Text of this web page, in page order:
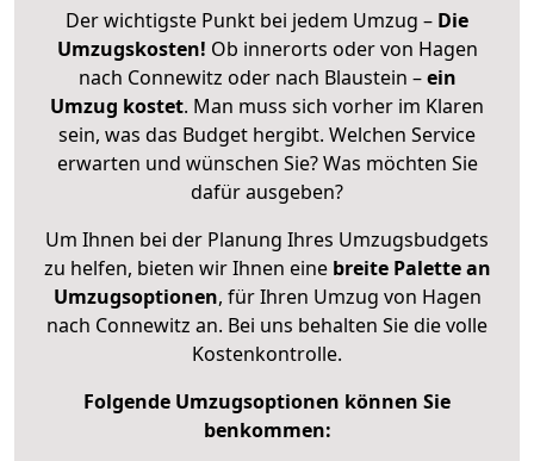
Der wichtigste Punkt bei jedem Umzug – Die
Umzugskosten! Ob innerorts oder von Hagen
nach Connewitz oder nach Blaustein –ein
Umzug kostet. Man muss sich vorher im Klaren
sein, was das Budget hergibt. Welchen Service
erwarten und wünschen Sie? Was möchten Sie
dafür ausgeben?
Um Ihnen bei der Planung Ihres Umzugsbudgets
zu helfen, bieten wir Ihnen eine breite Palette an
Umzugsoptionen, für Ihren Umzug von Hagen
nach Connewitz an. Bei uns behalten Sie die volle
Kostenkontrolle.
Folgende Umzugsoptionen können Sie
benkommen: